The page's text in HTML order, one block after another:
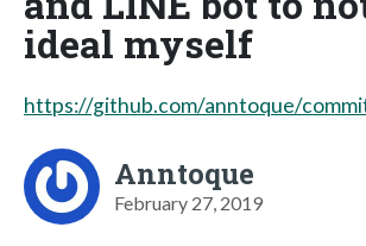
ideal myself
https://github.com/anntoque/
Anntoque
February 27, 2019